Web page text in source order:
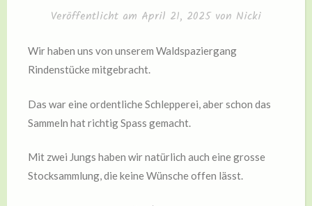
Veröffentlicht am April 21, 2025von Nicki
Wir haben uns von unserem Waldspaziergang
Rindenstücke mitgebracht.
Das war eine ordentliche Schlepperei, aber schon das
Sammeln hat richtig Spass gemacht.
Mit zwei Jungs haben wir natürlich auch eine grosse
Stocksammlung, die keine Wünsche offen lässt.